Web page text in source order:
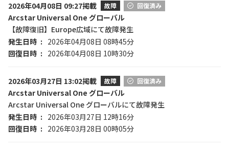
2026年04月08日 09:27掲載 故障 回復済み
Arcstar Universal One グローバル
【故障復旧】Europe広域にて故障発生
発生日時
2026年04月08日 08時45分
回復日時
2026年04月08日 10時30分
2026年03月27日 13:02掲載 故障 回復済み
Arcstar Universal One グローバル
Arcstar Universal One グローバルにて故障発生
発生日時
2026年03月27日 12時16分
回復日時
2026年03月28日 00時05分